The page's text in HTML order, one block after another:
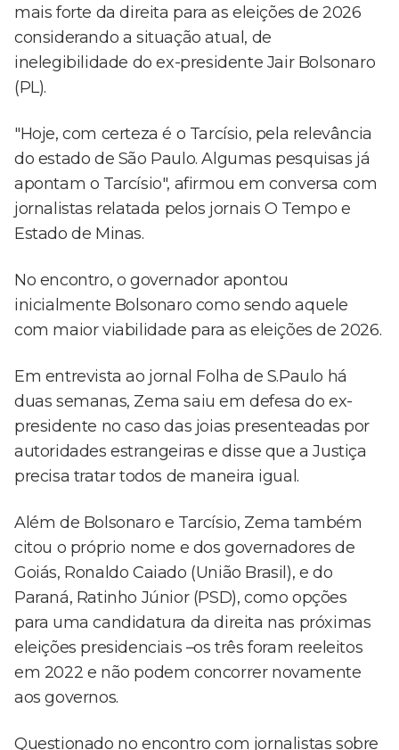
mais forte da direita para as eleições de 2026
considerando a situação atual, de
inelegibilidade do ex-presidente Jair Bolsonaro
(PL).
"Hoje, com certeza é o Tarcísio, pela relevância
do estado de São Paulo. Algumas pesquisas já
apontam o Tarcísio", afirmou em conversa com
jornalistas relatada pelos jornais O Tempo e
Estado de Minas.
No encontro, o governador apontou
inicialmente Bolsonaro como sendo aquele
com maior viabilidade para as eleições de 2026.
Em entrevista ao jornal Folha de S.Paulo há
duas semanas, Zema saiu em defesa do ex-
presidente no caso das joias presenteadas por
autoridades estrangeiras e disse que a Justiça
precisa tratar todos de maneira igual.
Além de Bolsonaro e Tarcísio, Zema também
citou o próprio nome e dos governadores de
Goiás, Ronaldo Caiado (União Brasil), e do
Paraná, Ratinho Júnior (PSD), como opções
para uma candidatura da direita nas próximas
eleições presidenciais –os três foram reeleitos
em 2022 e não podem concorrer novamente
aos governos.
Questionado no encontro com jornalistas sobre